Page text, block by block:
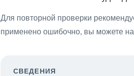
Для повторной проверки
применено ошибочно, вы можете
СВЕДЕНИЯ